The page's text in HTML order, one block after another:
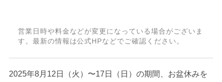
営業日時や料金などが変更になっている場合がございま
す。最新の情報は公式HPなどでご確認ください。
2025年8月12日（火）〜17日（日）の期間、お盆休みを